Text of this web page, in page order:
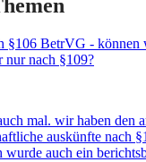
§106 BetrVG - können
nur nach §109?
mal. wir haben den
auskünfte nach
wurde auch ein